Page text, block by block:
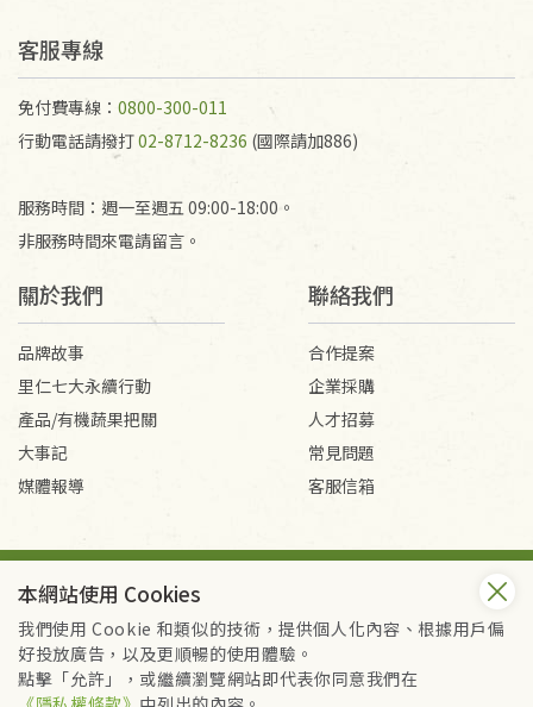
不接受退貨之手抄稿，為敬重法寶故，里仁網購無法
代為結緣處理等。 若需將手抄稿寄還給消費者，因而
產生的運費100元/箱將由消費者負擔。
客服專線
免付費專線： 0800-300-011
行動電話請撥打02-8712-8236 (國際請加886)
服務時間：週一至週五 09:00-18:00。
非服務時間來電請留言。
關於我們
品牌故事
里仁七大永續行動
產品/有機蔬果把關
大事記
媒體報導
聯絡我們
合作提案
企業採購
人才招募
常見問題
客服信箱
Copyright © 2026 里仁事業股份有限公司(統編：16301262) /
里仁網購股份有限公司(統編：25149752)
All Rights Reserved.
本網站使用 Cookies
我們使用 Cookie 和類似的技術，提供個人化內容、根據用戶偏
好投放廣告，以及更順暢的使用體驗。
點擊「允許」，或繼續瀏覽網站即代表你同意我們在